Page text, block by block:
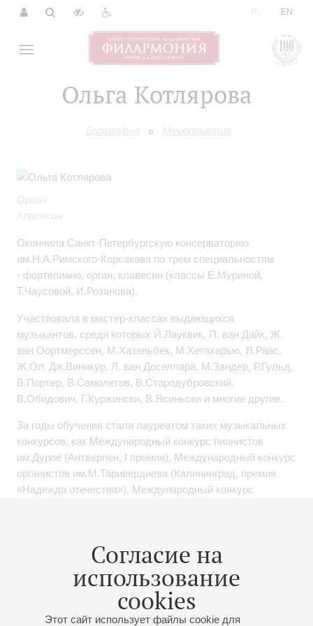
EN
Ольга Котлярова
Биография Мероприятия
Согласие на
использование
cookies
Этот сайт использует файлы cookie для
Орган
Клавесин
Окончила Санкт-Петербургскую консерваторию
им.Н.А.Римского-Корсакова по трем специальностям
- фортепиано, орган, клавесин (классы Е.Муриной,
Т.Чаусовой, И.Розанова).
Участвовала в мастер-классах выдающихся
музыкантов, среди которых Й.Лауквик, П. ван Дайк, Ж.
ван Оортмерссен, М.Хазельбек, М.Хетахарью, Я.Раас,
Ж.Огг, Дж.Виникур, Л. ван Доселлара, М.Зандер, Р.Гульд,
В.Портер, В.Самолетов, В.Стародубровский,
В.Обидович, Г.Куржински, В.Ясиньски и многие другие.
За годы обучения стала лауреатом таких музыкальных
конкурсов, как Международный конкурс пианистов
им.Дурле (Антверпен, I премия), Международный конкурс
органистов им.М.Таривердиева (Калининград, премия
«Надежда отечества»), Международный конкурс
конкурс пианистов им.П.Серебрякова (Волгоград, I
Обширный репертуар включает широчайший спектр
музыки от средневековья до наших дней. Участвует в